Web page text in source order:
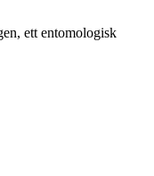
ett entomologisk